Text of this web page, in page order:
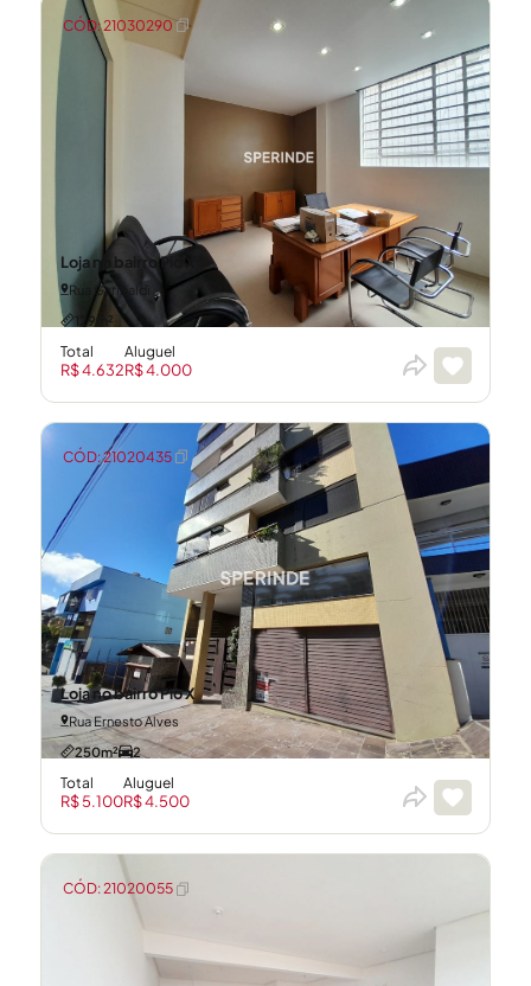
Loja no bairro Pio X
Rua Garibaldi
129m²
Total
R$ 4.632
Aluguel
R$ 4.000
CÓD: 21030290
Loja no bairro Pio X
Rua Ernesto Alves
250m²
2
Total
R$ 5.100
Aluguel
R$ 4.500
CÓD: 21020435
CÓD: 21020055